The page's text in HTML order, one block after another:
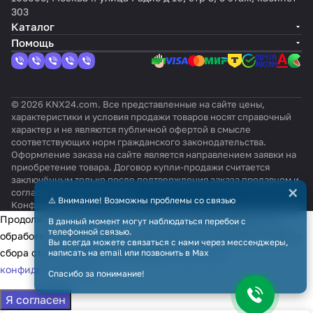
303
Каталог
Помощь
© 2026 KNX24.com. Все представленные на сайте цены,
характеристики и условия продажи товаров носят справочный
характер и не являются публичной офертой в смысле
соответствующих норм гражданского законодательства.
Оформление заказа на сайте является направлением заявки на
приобретение товара. Договор купли-продажи считается
заключённым только после подтверждения заказа продавцом и
согласования всех условий.
КонфиденциальностьОферта
⚠️ Внимание! Возможны проблемы со связью
В данный момент могут наблюдаться перебои с
телефонной связью.
Вы всегда можете связаться с нами через мессенджеры,
написать на email или позвонить в Max
Спасибо за понимание!
×
Продолжая использовать наш сайт, вы даёте согласие на
обработку файлов cookie в целях функционирования сайта и
сбора статистики в соответствии сполитикой
конфиденциальности
Я согласен